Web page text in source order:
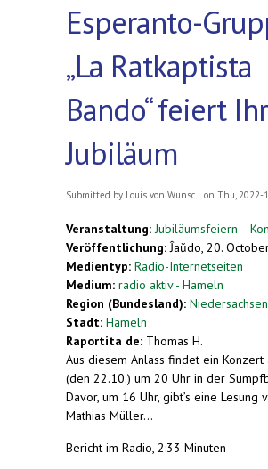
Esperanto-
„La Ratkaptista
Bando“ feiert
Jubiläum
Submitted by Louis von Wunsc... on Thu, 2022-
Veranstaltung: Jubiläumsfeiern
Veröffentlichung: Ĵaŭdo, 20.
Medientyp: Radio-Internetseiten
Medium: radio aktiv - Hameln
Region (Bundesland): Niedersachsen
Stadt: Hameln
Raportita de: Thomas H.
Aus diesem Anlass findet ein Konzert
(den 22.10.) um 20 Uhr in der
Davor, um 16 Uhr, gibt’s eine Lesung
Mathias Müller…
Bericht im Radio, 2:33 Minuten